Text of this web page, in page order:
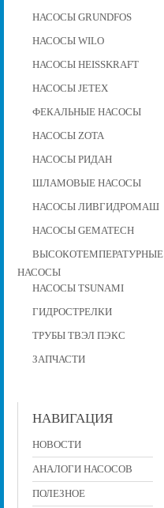
НАСОСЫ GRUNDFOS
НАСОСЫ WILO
НАСОСЫ HEISSKRAFT
НАСОСЫ JETEX
ФЕКАЛЬНЫЕ НАСОСЫ
НАСОСЫ ZOTA
НАСОСЫ РИДАН
ШЛАМОВЫЕ НАСОСЫ
НАСОСЫ ЛИВГИДРОМАШ
НАСОСЫ GEMATECH
ВЫСОКОТЕМПЕРАТУРНЫЕ
НАСОСЫ
НАСОСЫ TSUNAMI
ГИДРОСТРЕЛКИ
ТРУБЫ ТВЭЛ ПЭКС
ЗАПЧАСТИ
НАВИГАЦИЯ
НОВОСТИ
АНАЛОГИ НАСОСОВ
ПОЛЕЗНОЕ